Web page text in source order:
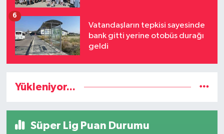
Vatandaşların tepkisi sayesinde
bank gitti yerine otobüs durağı
geldi
6
Yükleniyor...
Süper Lig Puan Durumu